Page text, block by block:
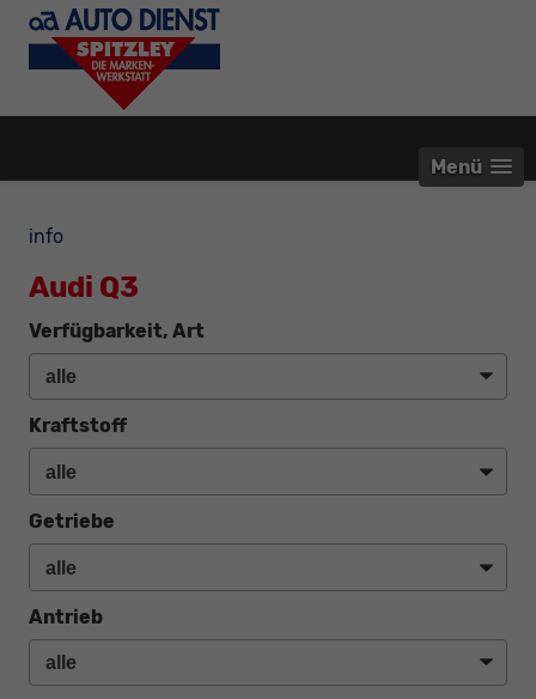
Menü
info
Audi Q3
Verfügbarkeit, Art
Kraftstoff
Getriebe
Antrieb